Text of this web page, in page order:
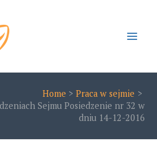
Home
Praca w sejmie
Sejmu Posiedzenie nr 32 w
dniu 14-12-2016